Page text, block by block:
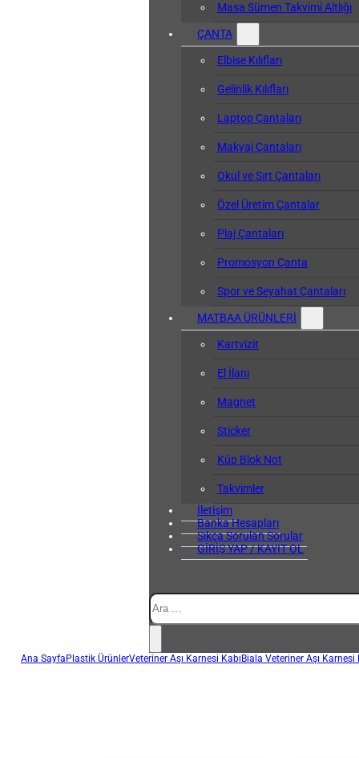
Masa Sümen Takvimi Altlığı
ÇANTA
Elbise Kılıfları
Gelinlik Kılıfları
Laptop Çantaları
Makyaj Çantaları
Okul ve Sırt Çantaları
Özel Üretim Çantalar
Plaj Çantaları
Promosyon Çanta
Spor ve Seyahat Çantaları
MATBAA ÜRÜNLERİ
Kartvizit
El İlanı
Magnet
Sticker
Küp Blok Not
Takvimler
İletişim
Banka Hesapları
Sıkça Sorulan Sorular
GİRİŞ YAP / KAYIT OL
Ana SayfaPlastik ÜrünlerVeteriner Aşı Karnesi KabıBiala Veteriner Aşı Karnesi